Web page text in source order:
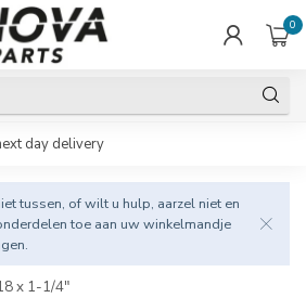
0
day delivery
tussen, of wilt u hulp, aarzel niet en
toe aan uw winkelmandje
x 1-1/4"